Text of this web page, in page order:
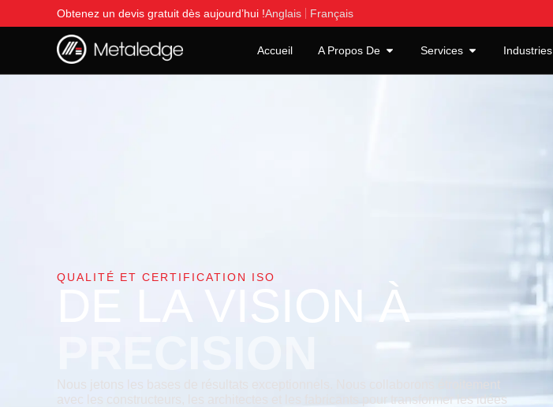
Obtenez un devis gratuit dès aujourd’hui !Anglais Français
Accueil A Propos De Services Industries
QUALITÉ ET CERTIFICATION ISO
DE LA VISION À
Nous jetons les bases de résultats exceptionnels. Nous collaborons étroitement
avec les constructeurs, les architectes et les fabricants pour transformer les idées